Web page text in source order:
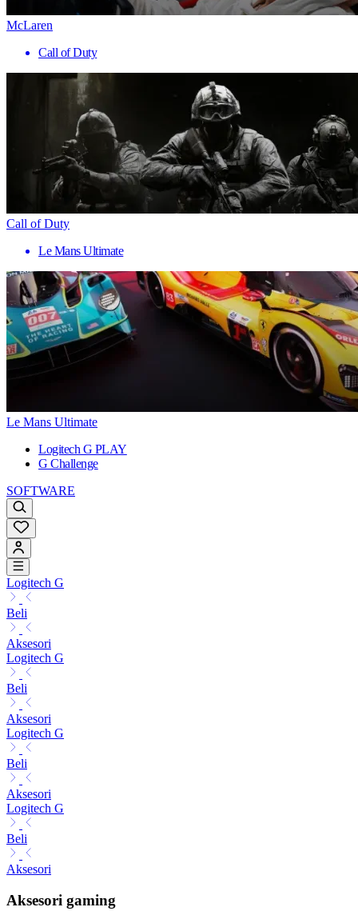
McLaren
Call of Duty
Call of Duty
Le Mans Ultimate
Le Mans Ultimate
Logitech G PLAY
G Challenge
SOFTWARE
Logitech G
Beli
Aksesori
Logitech G
Beli
Aksesori
Logitech G
Beli
Aksesori
Logitech G
Beli
Aksesori
Aksesori gaming